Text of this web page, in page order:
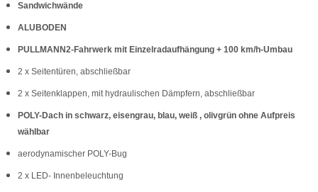
Sandwichwände
ALUBODEN
PULLMANN2-Fahrwerk mit Einzelradaufhängung + 100 km/h-Umbau
2 x Seitentüren, abschließbar
2 x Seitenklappen, mit hydraulischen Dämpfern, abschließbar
POLY-Dach in schwarz, eisengrau, blau, weiß , olivgrün ohne Aufpreis
wählbar
aerodynamischer POLY-Bug
2 x LED- Innenbeleuchtung